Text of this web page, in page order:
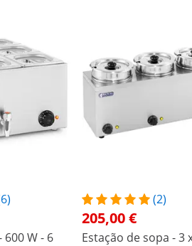
W - 6
(2)
205,00 €
Estação de sopa - 3